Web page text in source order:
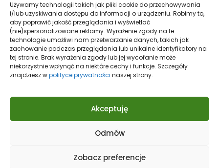
Używamy technologii takich jak pliki cookie do przechowywania
i/lub uzyskiwania dostępu do informacji o urządzeniu. Robimy to,
aby poprawić jakość przeglądania i wyświetlać
(nie)spersonalizowane reklamy. Wyrażenie zgody na te
technologie umożliwi nam przetwarzanie danych, takich jak
zachowanie podczas przeglądania lub unikalne identyfikatory na
tej stronie. Brak wyrażenia zgody lub jej wycofanie może
niekorzystnie wpłynąć na niektóre cechy i funkcje. Szczegóły
znajdziesz wpolityce prywatności naszej strony.
Akceptuję
Odmów
Zobacz preferencje
Finanse i inwestycje
Dom i ogród
Turystyka
Lifestyle
O nas
Redakcja
Reklama
Kontakt
Prywatność
Polityka prywatności Cookies (EU)
KoszalinCity.pl - Twój portal o Koszalinie